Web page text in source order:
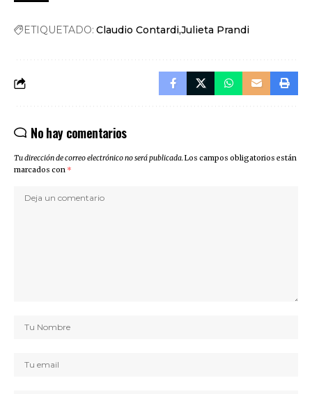
ETIQUETADO: Claudio ContardiJulieta Prandi
No hay comentarios
Tu dirección de correo electrónico no será publicada.Los campos obligatorios están
marcados con *